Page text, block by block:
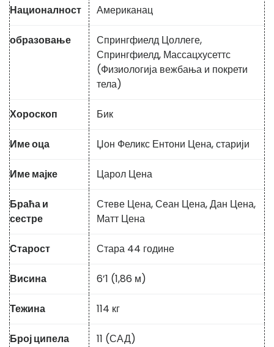
Националност Американац
образовање
Спрингфиелд Цоллеге,
Спрингфиелд, Массацхусеттс
(Физиологија вежбања и покрети
тела)
Хороскоп Бик
Име оца Џон Феликс Ентони Цена, старији
Име мајке Царол Цена
Браћа и
сестре
Стеве Цена, Сеан Цена, Дан Цена,
Матт Цена
Старост Стара 44 године
Висина 6’1 (1,86 м)
Тежина 114 кг
Број ципела 11 (САД)